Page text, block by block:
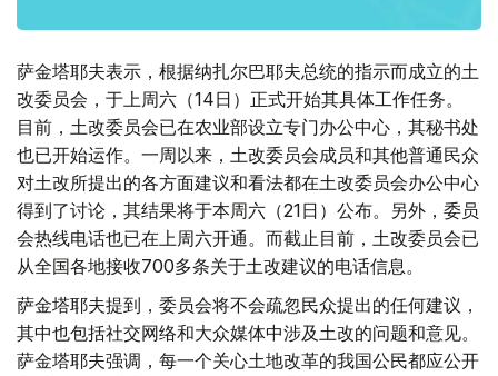
萨金塔耶夫表示，根据纳扎尔巴耶夫总统的指示而成立的土
改委员会，于上周六（14日）正式开始其具体工作任务。
目前，土改委员会已在农业部设立专门办公中心，其秘书处
也已开始运作。一周以来，土改委员会成员和其他普通民众
对土改所提出的各方面建议和看法都在土改委员会办公中心
得到了讨论，其结果将于本周六（21日）公布。另外，委员
会热线电话也已在上周六开通。而截止目前，土改委员会已
从全国各地接收700多条关于土改建议的电话信息。
萨金塔耶夫提到，委员会将不会疏忽民众提出的任何建议，
其中也包括社交网络和大众媒体中涉及土改的问题和意见。
萨金塔耶夫强调，每一个关心土地改革的我国公民都应公开